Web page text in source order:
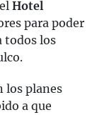
Hotel
para poder
todos los
los planes
a que